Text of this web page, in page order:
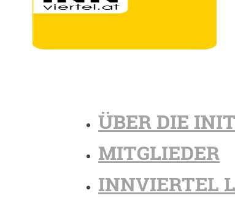
ÜBER DIE
MITGLIEDER
INNVIERTEL